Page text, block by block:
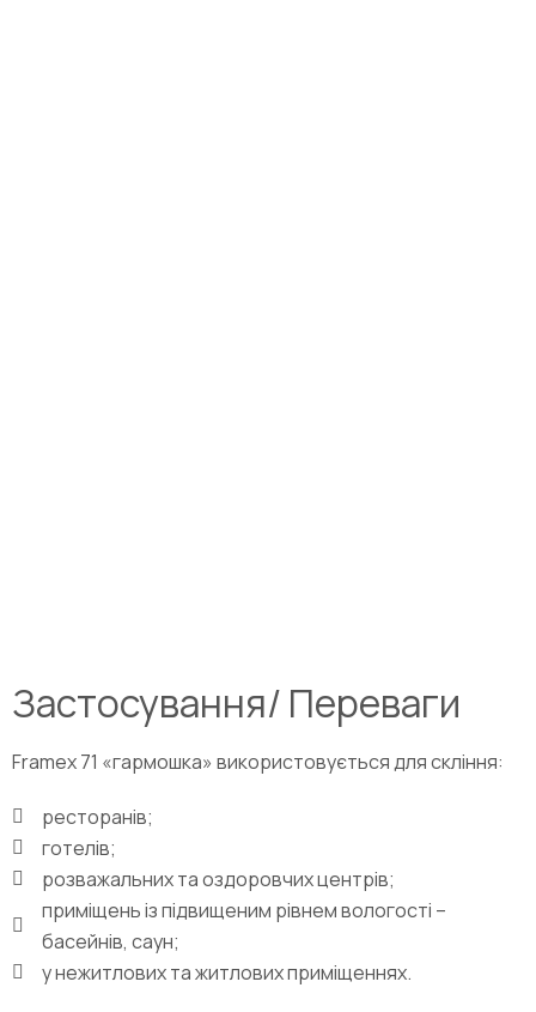
Застосування/ Переваги
Framex 71 «гармошка» використовується для скління:
ресторанів;
готелів;
розважальних та оздоровчих центрів;
приміщень із підвищеним рівнем вологості –
басейнів, саун;
у нежитлових та житлових приміщеннях.